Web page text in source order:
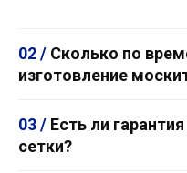
02 / Сколько по
изготовление
03 / Есть ли
сетки?